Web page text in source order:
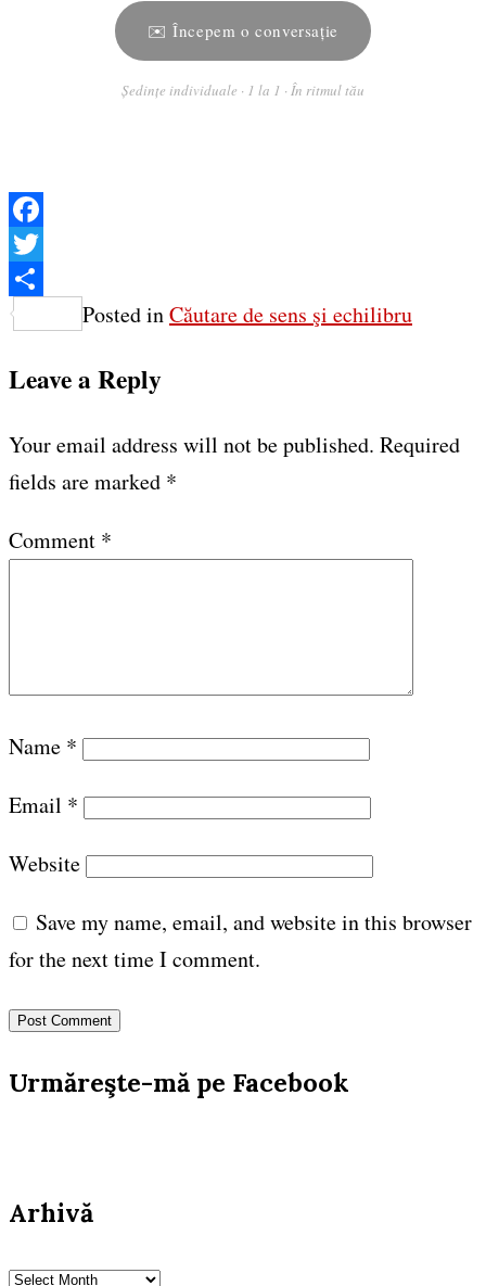
✉️ Începem o conversație
Ședințe individuale · 1 la 1 · În ritmul tău
Facebook
Twitter
Share
Posted inCăutare de sens şi echilibru
Leave a Reply
Your email address will not be published. Required
fields are marked *
Comment *
Name *
Email *
Website
Save my name, email, and website in this browser
for the next time I comment.
Urmăreşte-mă pe Facebook
Arhivă
Arhivă